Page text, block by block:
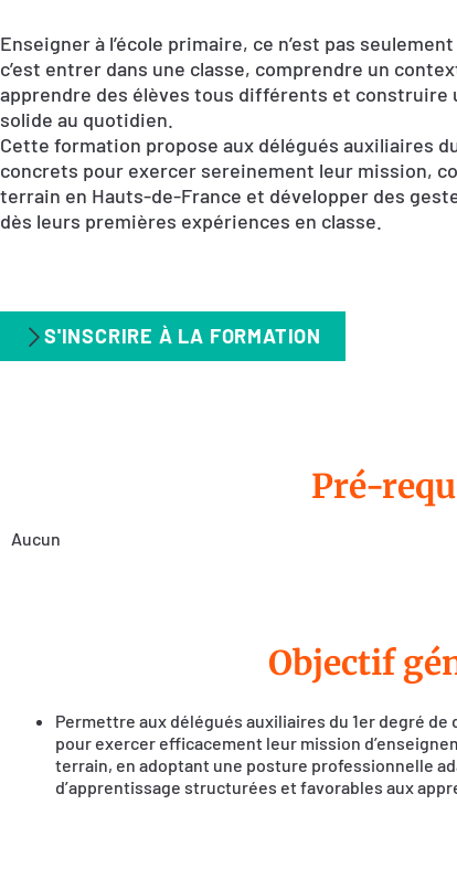
Enseigner à l’école primaire, ce n’est pas
c’est entrer dans une classe, comprendre un
apprendre des élèves tous différents et construire
solide au quotidien.
Cette formation propose aux délégués auxiliaires
concrets pour exercer sereinement leur mission,
terrain en Hauts-de-France et développer des
dès leurs premières expériences en classe.
S'INSCRIRE À LA FORMATION
Pré-
Aucun
Objectif
Permettre aux délégués auxiliaires du 1er degré
pour exercer efficacement leur mission
terrain, en adoptant une posture professionnelle
d’apprentissage structurées et favorables aux